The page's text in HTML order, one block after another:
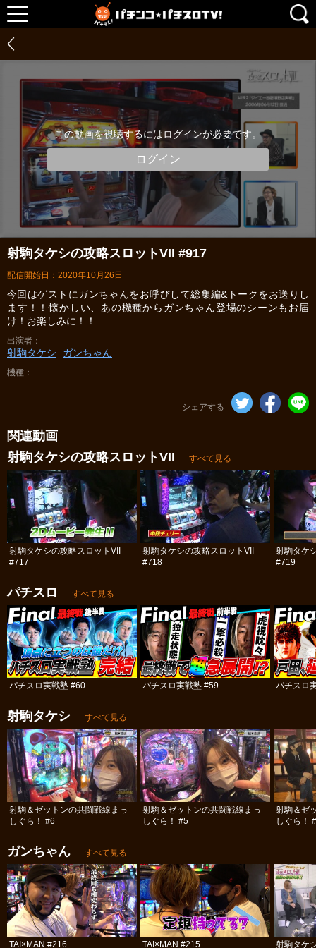
この動画を視聴するにはログインが必要です。
ログイン
射駒タケシの攻略スロットVII #917
配信開始日：2020年10月26日
今回はゲストにガンちゃんをお呼びして総集編&トークをお送りし
ます！！懐かしい、あの機種からガンちゃん登場のシーンもお届
け！お楽しみに！！
出演者
射駒タケシ ガンちゃん
機種
シェアする
関連動画
射駒タケシの攻略スロットVII
すべて見る
射駒タケシの攻略スロットVII
#717
射駒タケシの攻略スロットVII
#718
射駒タケ
#719
パチスロ すべて見る
パチスロ実戦塾 #60 パチスロ実戦塾 #59 パチスロ
射駒タケシ すべて見る
射駒＆ゼットンの共闘戦線まっ
しぐら！ #6
射駒＆ゼットンの共闘戦線まっ
しぐら！ #5
射駒＆ゼ
しぐら！
ガンちゃん すべて見る
TAI×MAN #216 TAI×MAN #215 射駒タケ